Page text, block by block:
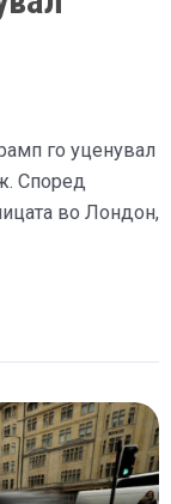
го уценувал
Според
во Лондон,